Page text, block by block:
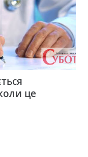
це